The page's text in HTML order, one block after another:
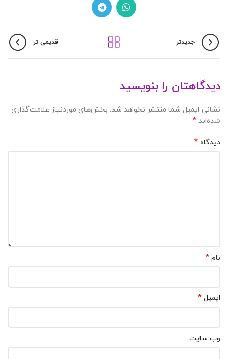
جدیدتر قدیمی تر
دیدگاهتان را بنویسید
نشانی ایمیل شما منتشر نخواهد شد. بخش‌های موردنیاز علامت‌گذاری
شده‌اند *
دیدگاه *
نام *
ایمیل *
وب‌ سایت